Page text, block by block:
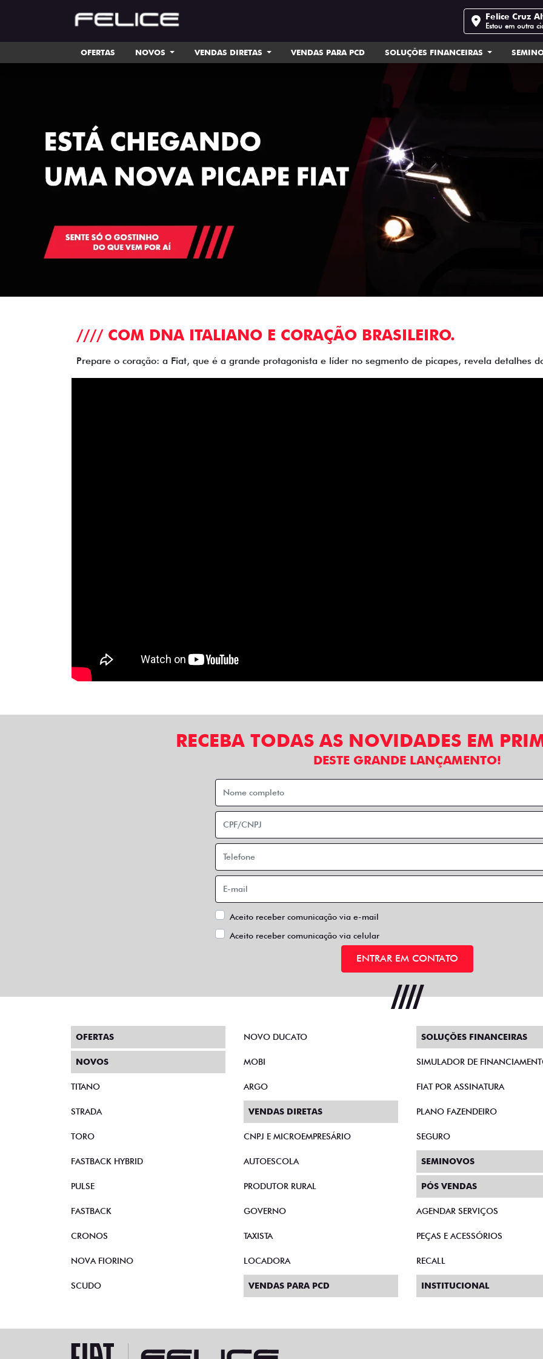
Felice Cruz
Estou em outra
OFERTAS NOVOS VENDAS DIRETAS VENDAS PARA PCD SOLUÇÕES FINANCEIRAS
//// COM DNA ITALIANO E CORAÇÃO BRASILEIRO.
Prepare o coração: a Fiat, que é a grande protagonista e líder no segmento de picapes, revela detalhes
RECEBA TODAS AS NOVIDADES EM
DESTE GRANDE LANÇAMENTO!
Aceito receber comunicação via e-mail
Aceito receber comunicação via celular
ENTRAR EM CONTATO
OFERTAS
NOVOS
TITANO
STRADA
TORO
FASTBACK HYBRID
PULSE
FASTBACK
CRONOS
NOVA FIORINO
SCUDO
NOVO DUCATO
MOBI
ARGO
VENDAS DIRETAS
CNPJ E MICROEMPRESÁRIO
AUTOESCOLA
PRODUTOR RURAL
GOVERNO
TAXISTA
LOCADORA
VENDAS PARA PCD
SOLUÇÕES FINANCEIRAS
SIMULADOR DE
FIAT POR ASSINATURA
PLANO FAZENDEIRO
SEGURO
SEMINOVOS
PÓS VENDAS
AGENDAR SERVIÇOS
PEÇAS E ACESSÓRIOS
RECALL
INSTITUCIONAL